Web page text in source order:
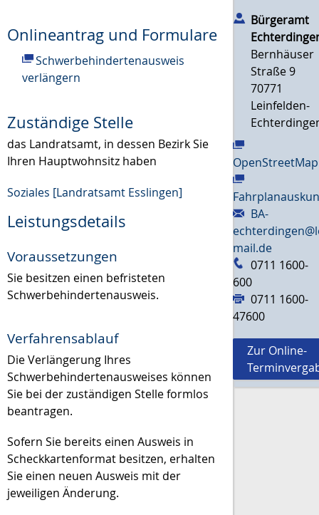
Onlineantrag und Formulare
Schwerbehindertenausweis
verlängern
Zuständige Stelle
das Landratsamt, in dessen Bezirk Sie
Ihren Hauptwohnsitz haben
Soziales [Landratsamt Esslingen]
Leistungsdetails
Voraussetzungen
Sie besitzen einen befristeten
Schwerbehindertenausweis.
Verfahrensablauf
Die Verlängerung Ihres
Schwerbehindertenausweises können
Sie bei der zuständigen Stelle formlos
beantragen.
Sofern Sie bereits einen Ausweis in
Scheckkartenformat besitzen, erhalten
Sie einen neuen Ausweis mit der
jeweiligen Änderung.
Bürgeramt
Bernhäuser
Straße 9
70771
Leinfelden-
OpenStreetMap
BA-
mail.de
0711 1600-
600
0711 1600-
47600
Zur Online-